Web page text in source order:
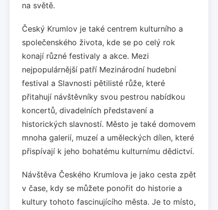
na světě.
Český Krumlov je také centrem kulturního a
společenského života, kde se po celý rok
konají různé festivaly a akce. Mezi
nejpopulárnější patří Mezinárodní hudební
festival a Slavnosti pětilisté růže, které
přitahují návštěvníky svou pestrou nabídkou
koncertů, divadelních představení a
historických slavností. Město je také domovem
mnoha galerií, muzeí a uměleckých dílen, které
přispívají k jeho bohatému kulturnímu dědictví.
Návštěva Českého Krumlova je jako cesta zpět
v čase, kdy se můžete ponořit do historie a
kultury tohoto fascinujícího města. Je to místo,